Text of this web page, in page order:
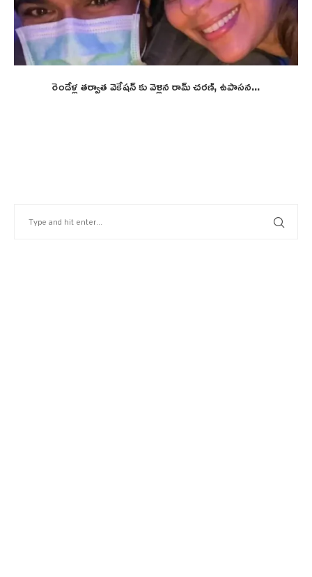
రెండేళ్ల తర్వాత వెకేషన్ కు వెళ్లిన రామ్ చరణ్, ఉపాసన...